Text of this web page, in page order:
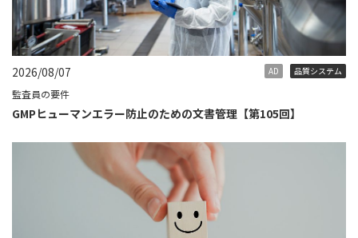
2026/08/07 AD 品質システム
監査員の要件
GMPヒューマンエラー防止のための文書管理【第105回】